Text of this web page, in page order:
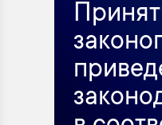
Принят